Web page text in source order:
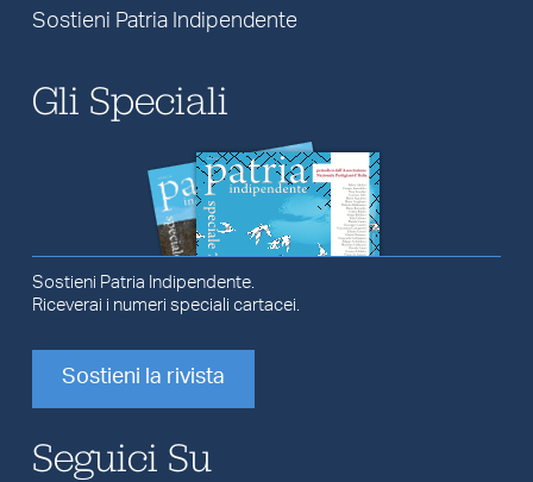
Sostieni Patria Indipendente
Gli Speciali
Sostieni Patria Indipendente.
Riceverai i numeri speciali cartacei.
Sostieni la rivista
Seguici Su